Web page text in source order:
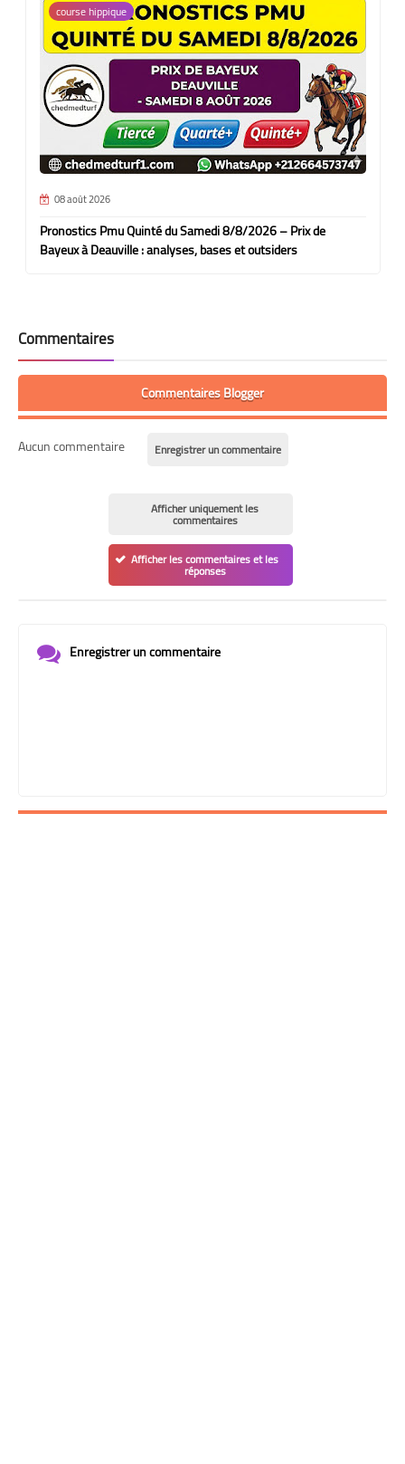
course hippique
08 août 2026
Pronostics Pmu Quinté du Samedi 8/8/2026 – Prix de
Bayeux à Deauville : analyses, bases et outsiders
Commentaires
Commentaires Blogger
Aucun commentaire Enregistrer un commentaire
Afficher uniquement les
commentaires
Afficher les commentaires et les
réponses
Enregistrer un commentaire